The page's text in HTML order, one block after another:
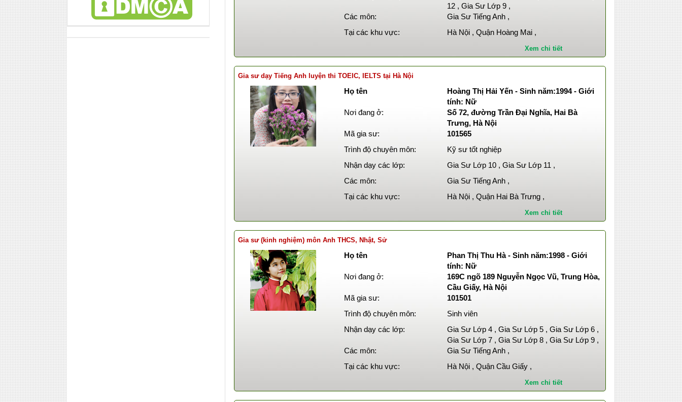
12 , Gia Sư Lớp 9 ,
Các môn:
Gia Sư Tiếng Anh ,
Tại các khu vực:
Hà Nội , Quận Hoàng Mai ,
Xem chi tiết
Gia sư dạy Tiếng Anh luyện thi TOEIC, IELTS tại Hà Nội
Họ tên
Hoàng Thị Hải Yến - Sinh năm:1994 - Giới
tính: Nữ
Nơi đang ở:
Số 72, đường Trần Đại Nghĩa, Hai Bà
Trưng, Hà Nội
Mã gia sư:
101565
Trình độ chuyên môn:
Kỹ sư tốt nghiệp
Nhận dạy các lớp:
Gia Sư Lớp 10 , Gia Sư Lớp 11 ,
Các môn:
Gia Sư Tiếng Anh ,
Tại các khu vực:
Hà Nội , Quận Hai Bà Trưng ,
Xem chi tiết
Gia sư (kinh nghiệm) môn Anh THCS, Nhật, Sử
Họ tên
Phan Thị Thu Hà - Sinh năm:1998 - Giới
tính: Nữ
Nơi đang ở:
169C ngõ 189 Nguyễn Ngọc Vũ, Trung Hòa,
Cầu Giấy, Hà Nội
Mã gia sư:
101501
Trình độ chuyên môn:
Sinh viên
Nhận dạy các lớp:
Gia Sư Lớp 4 , Gia Sư Lớp 5 , Gia Sư Lớp 6 ,
Gia Sư Lớp 7 , Gia Sư Lớp 8 , Gia Sư Lớp 9 ,
Các môn:
Gia Sư Tiếng Anh ,
Tại các khu vực:
Hà Nội , Quận Cầu Giấy ,
Xem chi tiết